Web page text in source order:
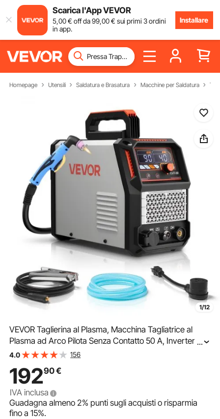
Scarica l'App VEVOR
5,00€ off da99,00€ sui primi 3 ordini
in app.
Installare
Homepage Utensili Saldatura e Brasatura Macchine per Saldatura
1/12
VEVOR Taglierina al Plasma, Macchina Tagliatrice al
Plasma ad Arco Pilota Senza Contatto 50 A, Inverter
IGBT, Display Digitale con Funzione 2T/4T Tempo PA/PT,
...
4.0 156
19290€
IVA inclusa
Guadagna almeno2% punti sugli acquisti o risparmia
fino a15%.